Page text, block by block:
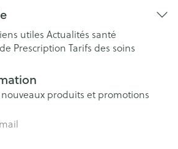
utiles Actualités santé
Prescription Tarifs des soins
produits et promotions